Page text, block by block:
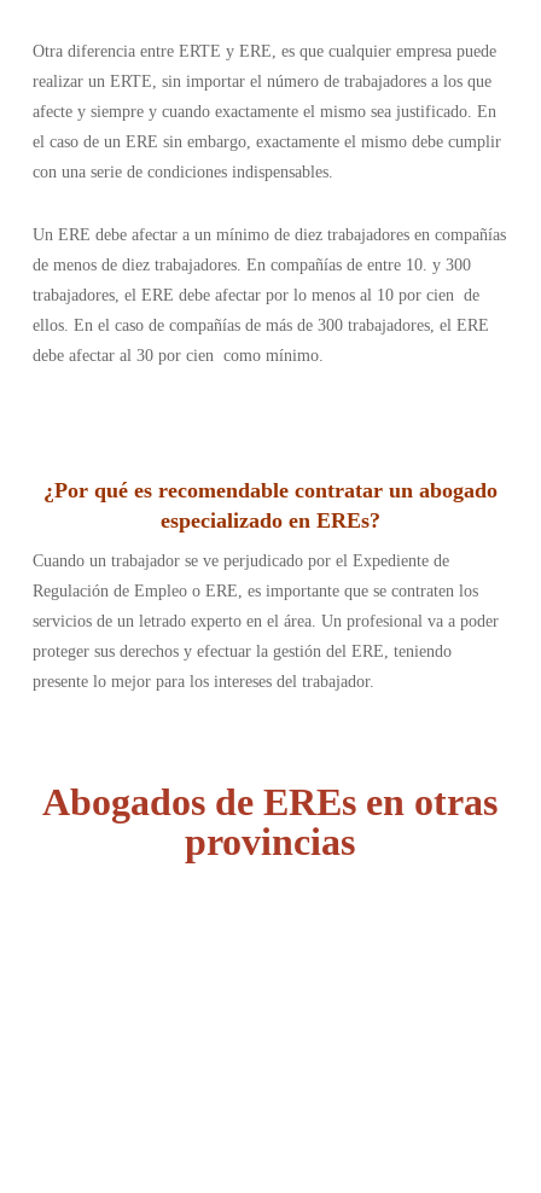
Otra diferencia entre ERTE y ERE, es que cualquier empresa puede
realizar un ERTE, sin importar el número de trabajadores a los que
afecte y siempre y cuando exactamente el mismo sea justificado. En
el caso de un ERE sin embargo, exactamente el mismo debe cumplir
con una serie de condiciones indispensables.
Un ERE debe afectar a un mínimo de diez trabajadores en compañías
de menos de diez trabajadores. En compañías de entre 10. y 300
trabajadores, el ERE debe afectar por lo menos al 10 por cien de
ellos. En el caso de compañías de más de 300 trabajadores, el ERE
debe afectar al 30 por cien como mínimo.
¿Por qué es recomendable contratar un abogado
especializado en EREs?
Cuando un trabajador se ve perjudicado por el Expediente de
Regulación de Empleo o ERE, es importante que se contraten los
servicios de un letrado experto en el área. Un profesional va a poder
proteger sus derechos y efectuar la gestión del ERE, teniendo
presente lo mejor para los intereses del trabajador.
Abogados de EREs en otras
provincias